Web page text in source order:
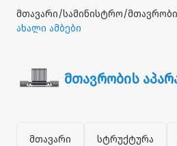
მთავარი/სამინისტრო/
ახალი ამბები
მთავრობის
მთავარი სტრუქტურა